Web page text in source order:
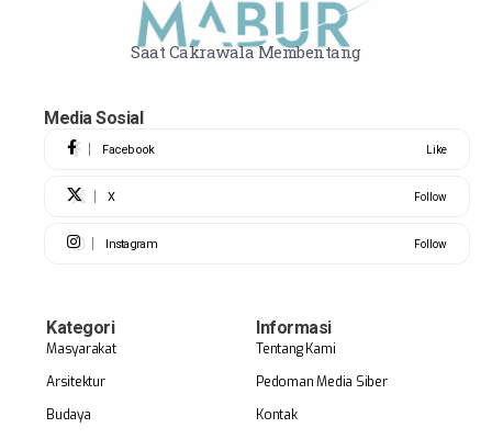
Saat Cakrawala Membentang
Media Sosial
Facebook Like
X Follow
Instagram Follow
Kategori
Masyarakat
Arsitektur
Budaya
Informasi
Tentang Kami
Pedoman Media Siber
Kontak